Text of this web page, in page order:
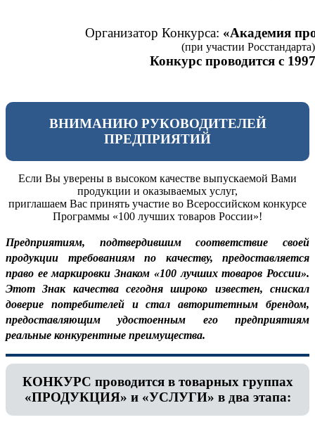
Организатор Конкурса: «Академия
(при участии Росстандарта)
Конкурс проводится с
ВНИМАНИЮ РУКОВОДИТЕЛЕЙ
ПРЕДПРИЯТИЙ
Если Вы уверены в высоком качестве выпускаемой Вами
продукции и оказываемых услуг,
приглашаем Вас принять участие во Всероссийском конкурсе
Программы «100 лучших товаров России»!
Предприятиям, подтвердившим соответствие своей
продукции требованиям по качеству, предоставляется
право ее маркировки Знаком «100 лучших товаров России».
Этот Знак качества сегодня широко известен, снискал
доверие потребителей и стал авторитетным брендом,
предоставляющим удостоенным его предприятиям
реальные конкурентные преимущества.
КОНКУРС проводится в товарных группах
«ПРОДУКЦИЯ» и «УСЛУГИ» в два этапа: